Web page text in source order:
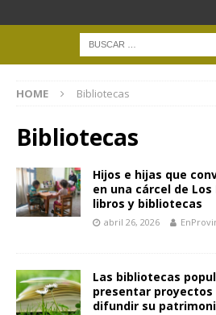
HOME Bibliotecas
Bibliotecas
Hijos e hijas que
en una cárcel de
libros y bibliotecas
abril 26, 2026
Las bibliotecas
presentar proyectos
difundir su